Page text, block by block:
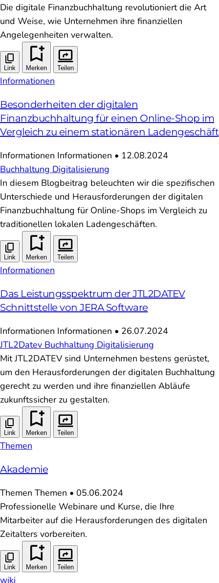
Die digitale Finanzbuchhaltung revolutioniert die Art
und Weise, wie Unternehmen ihre finanziellen
Angelegenheiten verwalten.
Link Merken Teilen
Informationen
Besonderheiten der digitalen
Finanzbuchhaltung für einen Online-Shop im
Vergleich zu einem stationären Ladengeschäft
Informationen Informationen • 12.08.2024
Buchhaltung Digitalisierung
In diesem Blogbeitrag beleuchten wir die spezifischen
Unterschiede und Herausforderungen der digitalen
Finanzbuchhaltung für Online-Shops im Vergleich zu
traditionellen lokalen Ladengeschäften.
Link Merken Teilen
Informationen
Das Leistungsspektrum der JTL2DATEV
Schnittstelle von JERA Software
Informationen Informationen • 26.07.2024
JTL2Datev Buchhaltung Digitalisierung
Mit JTL2DATEV sind Unternehmen bestens gerüstet,
um den Herausforderungen der digitalen Buchhaltung
gerecht zu werden und ihre finanziellen Abläufe
zukunftssicher zu gestalten.
Link Merken Teilen
Themen
Akademie
Themen Themen • 05.06.2024
Professionelle Webinare und Kurse, die Ihre
Mitarbeiter auf die Herausforderungen des digitalen
Zeitalters vorbereiten.
Link Merken Teilen
wiki